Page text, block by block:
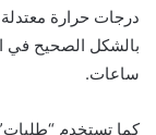
درجات حرارة
ساعات.
كما تستخدم